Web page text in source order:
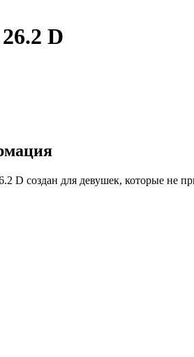
D
D создан для девушек, которые не